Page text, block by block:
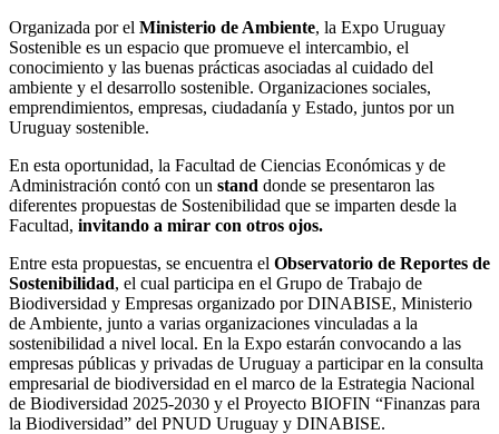
Organizada por el Ministerio de Ambiente, la Expo Uruguay
Sostenible es un espacio que promueve el intercambio, el
conocimiento y las buenas prácticas asociadas al cuidado del
ambiente y el desarrollo sostenible. Organizaciones sociales,
emprendimientos, empresas, ciudadanía y Estado, juntos por un
Uruguay sostenible.
En esta oportunidad, la Facultad de Ciencias Económicas y de
Administración contó con un stand donde se presentaron las
diferentes propuestas de Sostenibilidad que se imparten desde la
Facultad, invitando a mirar con otros ojos.
Entre esta propuestas, se encuentra el Observatorio de Reportes de
Sostenibilidad, el cual participa en el Grupo de Trabajo de
Biodiversidad y Empresas organizado por DINABISE, Ministerio
de Ambiente, junto a varias organizaciones vinculadas a la
sostenibilidad a nivel local. En la Expo estarán convocando a las
empresas públicas y privadas de Uruguay a participar en la consulta
empresarial de biodiversidad en el marco de la Estrategia Nacional
de Biodiversidad 2025-2030 y el Proyecto BIOFIN “Finanzas para
la Biodiversidad” del PNUD Uruguay y DINABISE.